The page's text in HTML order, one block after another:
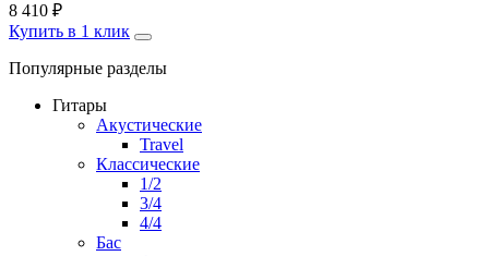
8 410 ₽
Купить в 1 клик
Популярные разделы
Гитары
Акустические
Travel
Классические
1/2
3/4
4/4
Бас